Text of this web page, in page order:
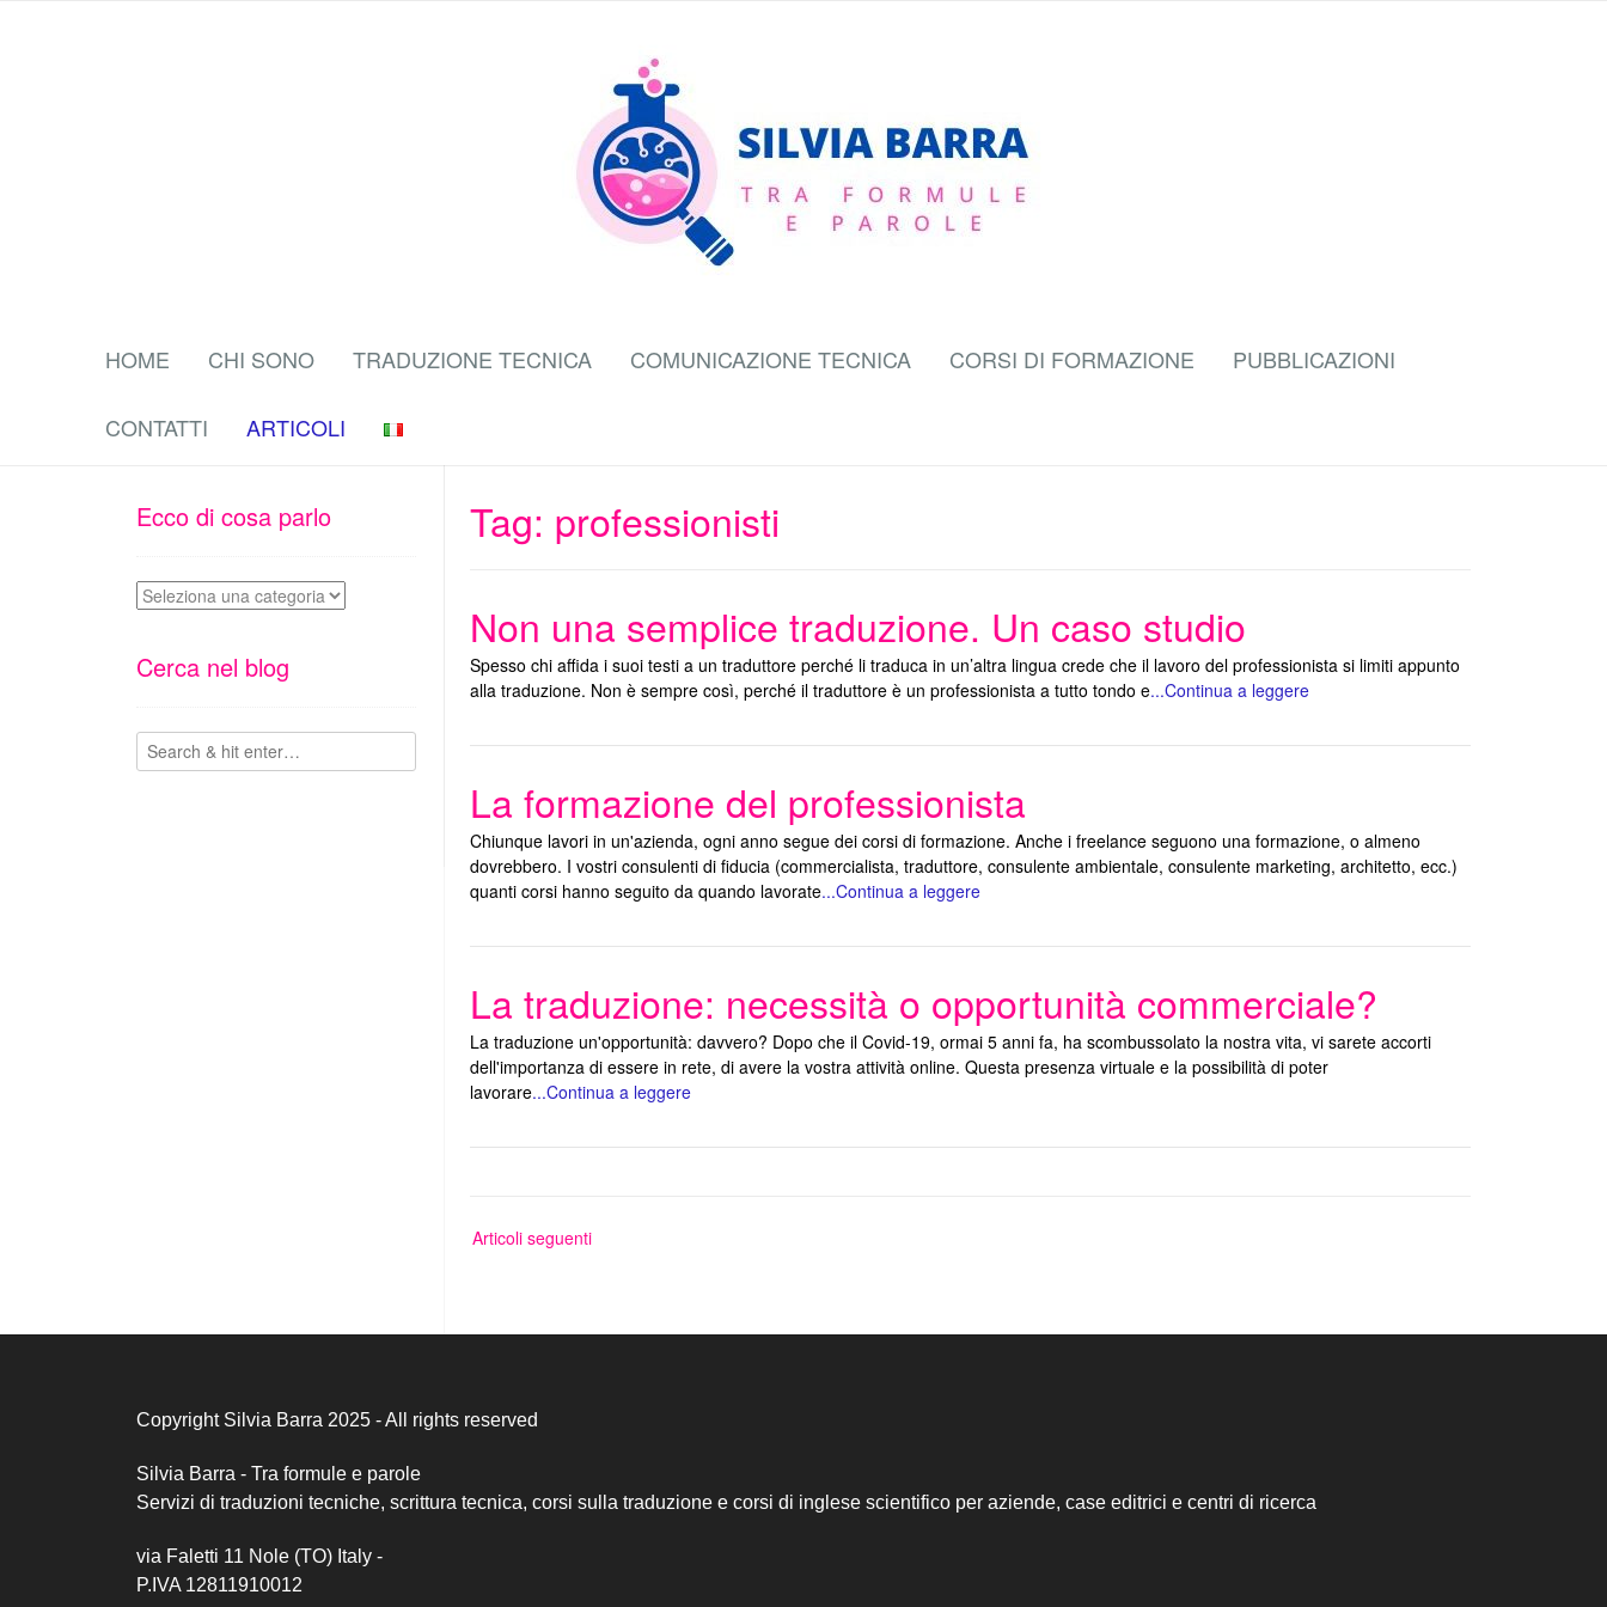
HOME CHI SONO TRADUZIONE TECNICA COMUNICAZIONE TECNICA CORSI DI FORMAZIONE PUBBLICAZIONI
CONTATTI ARTICOLI
Tag: professionisti
Non una semplice traduzione. Un caso studio
Spesso chi affida i suoi testi a un traduttore perché li traduca in un’altra lingua crede che il lavoro del professionista si limiti appunto
alla traduzione. Non è sempre così, perché il traduttore è un professionista a tutto tondo e...Continua a leggere
La formazione del professionista
Chiunque lavori in un'azienda, ogni anno segue dei corsi di formazione. Anche i freelance seguono una formazione, o almeno
dovrebbero. I vostri consulenti di fiducia (commercialista, traduttore, consulente ambientale, consulente marketing, architetto, ecc.)
quanti corsi hanno seguito da quando lavorate...Continua a leggere
La traduzione: necessità o opportunità commerciale?
La traduzione un'opportunità: davvero? Dopo che il Covid-19, ormai 5 anni fa, ha scombussolato la nostra vita, vi sarete accorti
dell'importanza di essere in rete, di avere la vostra attività online. Questa presenza virtuale e la possibilità di poter
lavorare...Continua a leggere
articoli
Articoli seguenti
Ecco di cosa parlo
Ecco
di
parlo
Cerca nel blog
Copyright Silvia Barra 2025 - All rights reserved
Silvia Barra - Tra formule e parole
Servizi di traduzioni tecniche, scrittura tecnica, corsi sulla traduzione e corsi di inglese scientifico per aziende, case editrici e centri di ricerca
via Faletti 11 Nole (TO) Italy -
P.IVA 12811910012